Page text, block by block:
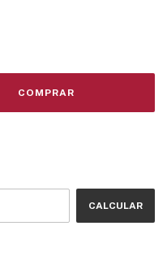
CALCULAR